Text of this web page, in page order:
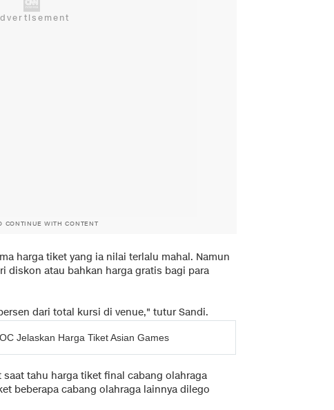
CONTINUE WITH CONTENT
harga tiket yang ia nilai terlalu mahal. Namun
diskon atau bahkan harga gratis bagi para
dari total kursi di venue," tutur Sandi.
Jelaskan Harga Tiket Asian Games
tahu harga tiket final cabang olahraga
beberapa cabang olahraga lainnya dilego